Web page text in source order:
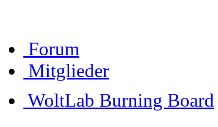
Forum
Mitglieder
WoltLab Burning Board